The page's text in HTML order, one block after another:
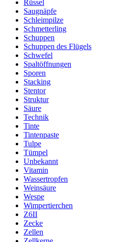
Rüssel
Saugnäpfe
Schleimpilze
Schmetterling
Schuppen
Schuppen des Flügels
Schwefel
Spaltöffnungen
Sporen
Stacking
Stentor
Struktur
Säure
Technik
Tinte
Tintenpaste
Tulpe
Tümpel
Unbekannt
Vitamin
Wassertropfen
Weinsäure
Wespe
Wimpertierchen
Z6II
Zecke
Zellen